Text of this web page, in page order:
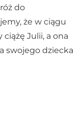
do
że w ciągu
Julii, a ona
swojego dziecka